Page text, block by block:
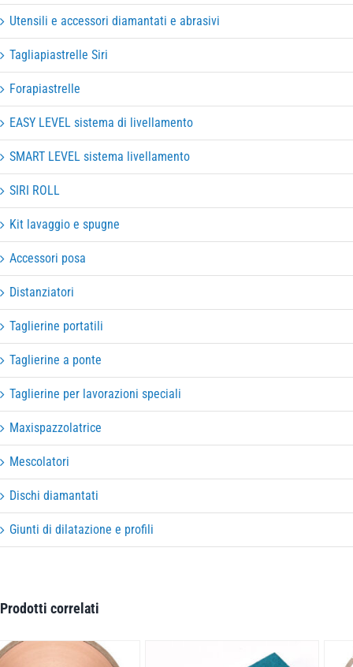
Utensili e accessori diamantati e abrasivi
Tagliapiastrelle Siri
Forapiastrelle
EASY LEVEL sistema di livellamento
SMART LEVEL sistema livellamento
SIRI ROLL
Kit lavaggio e spugne
Accessori posa
Distanziatori
Taglierine portatili
Taglierine a ponte
Taglierine per lavorazioni speciali
Maxispazzolatrice
Mescolatori
Dischi diamantati
Giunti di dilatazione e profili
Prodotti correlati